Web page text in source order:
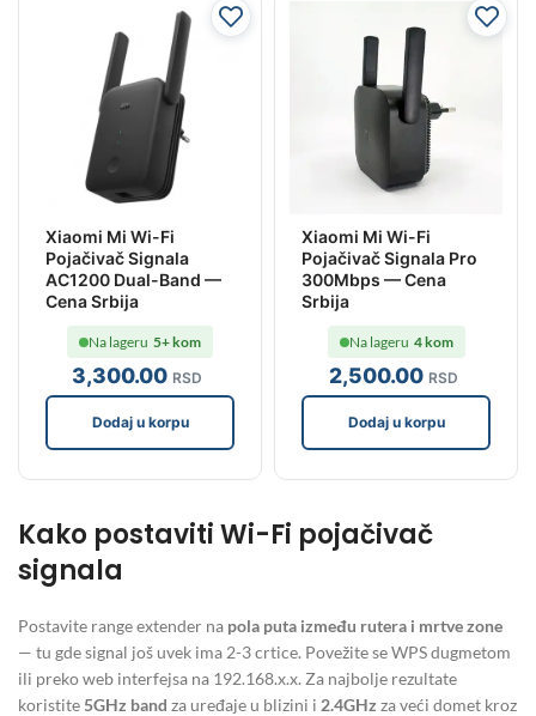
Xiaomi Mi Wi-Fi
Pojačivač Signala
AC1200 Dual-Band —
Cena Srbija
3,300.00 RSD
Na lageru 5+ kom
Dodaj u korpu
Xiaomi Mi Wi-Fi
Pojačivač Signala Pro
300Mbps — Cena
Srbija
2,500.00 RSD
Na lageru 4 kom
Dodaj u korpu
Kako postaviti Wi-Fi pojačivač
signala
Postavite range extender na pola puta između rutera i mrtve zone
— tu gde signal još uvek ima 2-3 crtice. Povežite se WPS dugmetom
ili preko web interfejsa na 192.168.x.x. Za najbolje rezultate
koristite 5GHz band za uređaje u blizini i 2.4GHz za veći domet kroz